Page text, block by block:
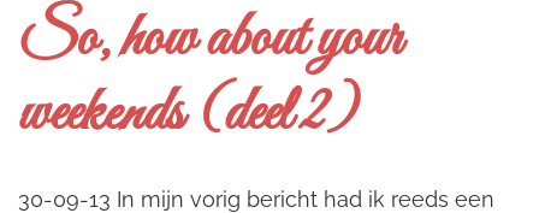
So, how about your
weekends (deel 2)
30-09-13 In mijn vorig bericht had ik reeds een